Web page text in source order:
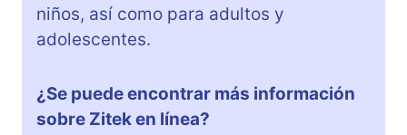
niños, así como para adultos y
adolescentes.
¿Se puede encontrar más información
sobre Zitek en línea?